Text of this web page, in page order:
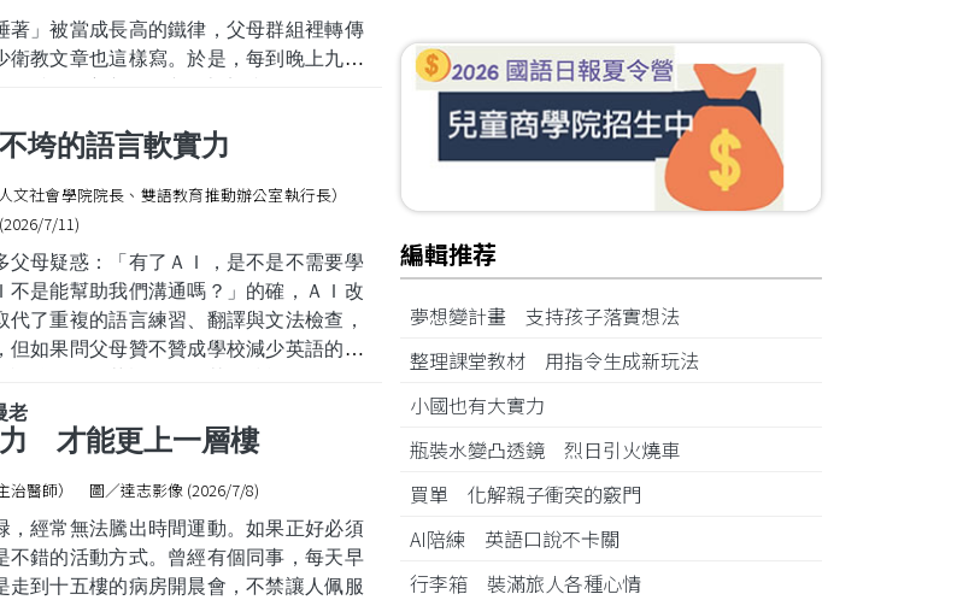
著」被當成長高的鐵律，父母群組裡轉傳
衛教文章也這樣寫。於是，每到晚上九點
只理解一小部分，與其緊盯著時鐘，不如
有沒有真的睡著，睡得規不規律」。
深層睡眠時，大腦裡的「
垮的語言軟實力
文社會學院院長、雙語教育推動辦公室執行長）
7/11)
父母疑惑：「有了ＡＩ，是不是不需要學
不是能幫助我們溝通嗎？」的確，ＡＩ改
代了重複的語言練習、翻譯與文法檢查，
但如果問父母贊不贊成學校減少英語的授
因不外乎英語溝通代表的「語言軟實
斷的能力。
老
才能更上一層樓
治醫師） 圖／達志影像 (2026/7/8)
，經常無法騰出時間運動。如果正好必須
不錯的活動方式。曾經有個同事，每天早
走到十五樓的病房開晨會，不禁讓人佩服
編輯推荐
夢想變計畫 支持孩子落實想法
整理課堂教材 用指令生成新玩法
小國也有大實力
瓶裝水變凸透鏡 烈日引火燒車
買單 化解親子衝突的竅門
AI陪練 英語口說不卡關
行李箱 裝滿旅人各種心情